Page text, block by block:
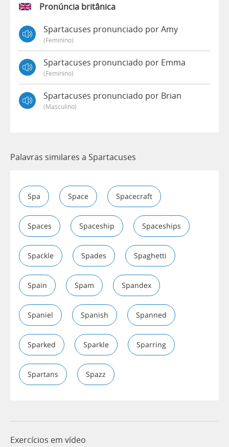
Pronúncia britânica
Spartacuses pronunciado por Amy
(feminino)
Spartacuses pronunciado por Emma
(feminino)
Spartacuses pronunciado por Brian
(masculino)
Palavras similares a Spartacuses
Spa Space Spacecraft
Spaces Spaceship Spaceships
Spackle Spades Spaghetti
Spain Spam Spandex
Spaniel Spanish Spanned
Sparked Sparkle Sparring
Spartans Spazz
Exercícios em vídeo